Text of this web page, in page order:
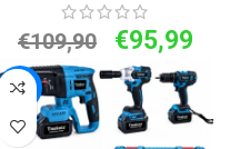
€109,90 €95,99
-8%